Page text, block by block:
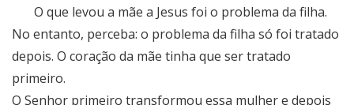
O que levou a mãe a Jesus foi o problema da filha.
No entanto, perceba: o problema da filha só foi tratado
depois. O coração da mãe tinha que ser tratado
primeiro.
O Senhor primeiro transformou essa mulher e depois